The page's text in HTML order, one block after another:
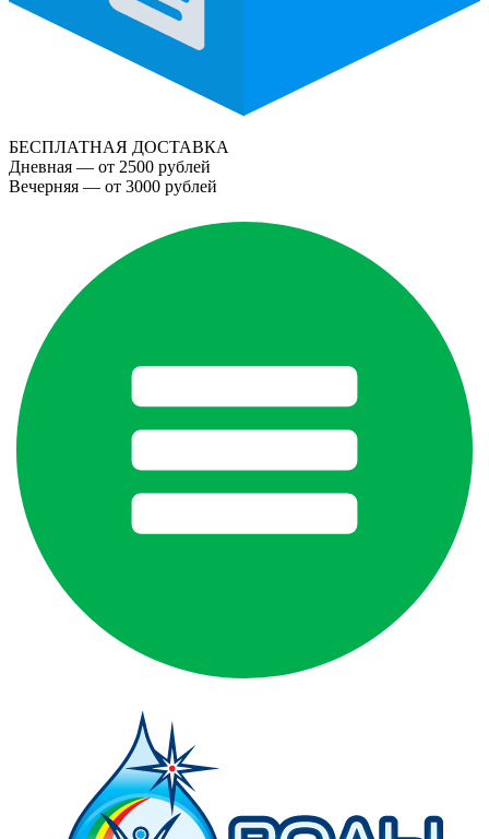
БЕСПЛАТНАЯ ДОСТАВКА
Дневная — от 2500 рублей
Вечерняя — от 3000 рублей